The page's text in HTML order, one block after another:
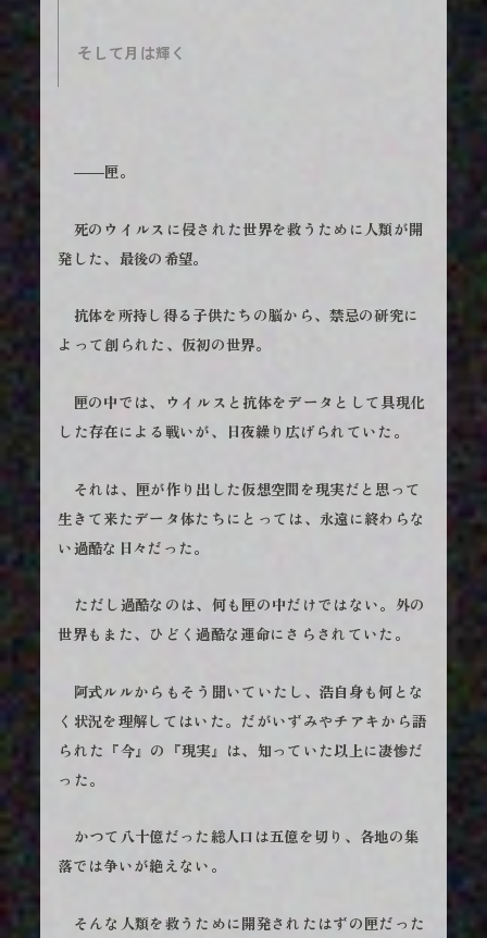
そして月は輝く
――匣。
死のウイルスに侵された世界を救うために人類が開
発した、最後の希望。
抗体を所持し得る子供たちの脳から、禁忌の研究に
よって創られた、仮初の世界。
匣の中では、ウイルスと抗体をデータとして具現化
した存在による戦いが、日夜繰り広げられていた。
それは、匣が作り出した仮想空間を現実だと思って
生きて来たデータ体たちにとっては、永遠に終わらな
い過酷な日々だった。
ただし過酷なのは、何も匣の中だけではない。外の
世界もまた、ひどく過酷な運命にさらされていた。
阿式ルルからもそう聞いていたし、浩自身も何とな
く状況を理解してはいた。だがいずみやチアキから語
られた『今』の『現実』は、知っていた以上に凄惨だ
った。
かつて八十億だった総人口は五億を切り、各地の集
落では争いが絶えない。
そんな人類を救うために開発されたはずの匣だった